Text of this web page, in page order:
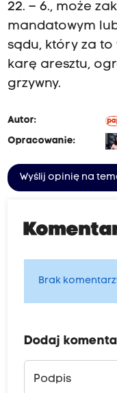
22. – 6., może
mandatowym
sądu, który za
karę aresztu,
grzywny.
Autor:
Opracowanie:
Wyślij opinię na
Brak
Dodaj
Podpis